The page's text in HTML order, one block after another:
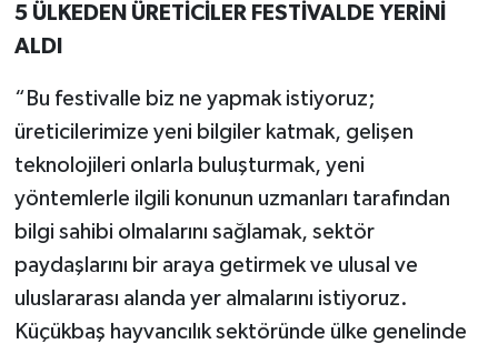
5 ÜLKEDEN ÜRETİCİLER FESTİVALDE YERİNİ
ALDI
“Bu festivalle biz ne yapmak istiyoruz;
üreticilerimize yeni bilgiler katmak, gelişen
teknolojileri onlarla buluşturmak, yeni
yöntemlerle ilgili konunun uzmanları tarafından
bilgi sahibi olmalarını sağlamak, sektör
paydaşlarını bir araya getirmek ve ulusal ve
uluslararası alanda yer almalarını istiyoruz.
Küçükbaş hayvancılık sektöründe ülke genelinde